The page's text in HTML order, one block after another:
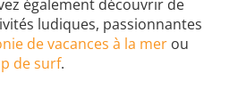
également découvrir de
ludiques, passionnantes
de vacances à la mer ou
de surf.